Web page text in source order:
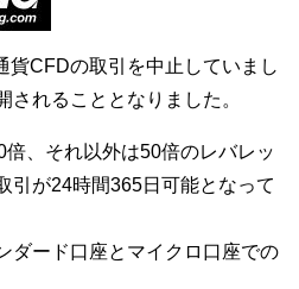
貨CFDの取引を中止していまし
されることとなりました。
、それ以外は50倍のレバレッ
引が24時間365日可能となって
ダード口座とマイクロ口座での